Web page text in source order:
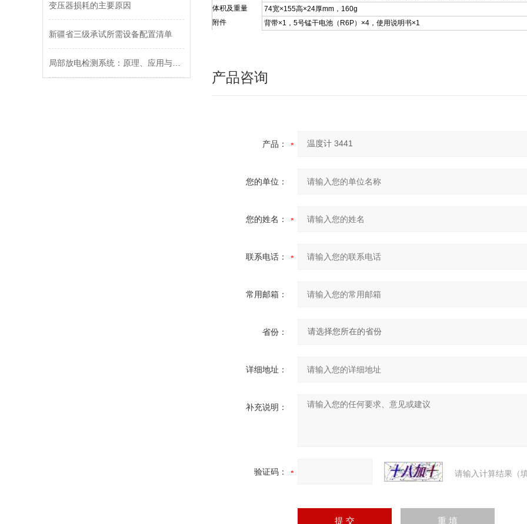
变压器损耗的主要原因
新疆省三级承试所需设备配置清单
体积及重量
74宽×155高×24厚mm，160g
附件
背带×1，5号锰干电池（R6P）×4，使用说明书×1
产品咨询
产品：
您的单位：
您的姓名：
联系电话：
常用邮箱：
省份：
详细地址：
补充说明：
验证码： 请输入计算结果（